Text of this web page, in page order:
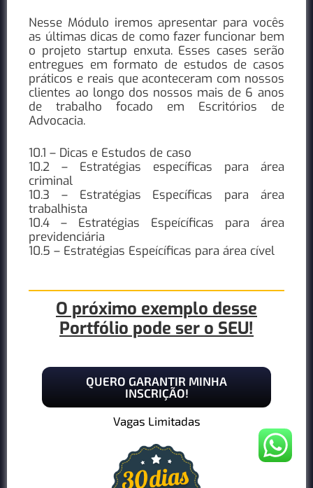
Nesse Módulo iremos apresentar para vocês
as últimas dicas de como fazer funcionar bem
o projeto startup enxuta. Esses cases serão
entregues em formato de estudos de casos
práticos e reais que aconteceram com nossos
clientes ao longo dos nossos mais de 6 anos
de trabalho focado em Escritórios de
Advocacia.
10.1 – Dicas e Estudos de caso
10.2 – Estratégias específicas para área
criminal
10.3 – Estratégias Específicas para área
trabalhista
10.4 – Estratégias Espeícíficas para área
previdenciária
10.5 – Estratégias Espeícíficas para área cível
O próximo exemplo desse
Portfólio pode ser o SEU!
QUERO GARANTIR MINHA
INSCRIÇÃO!
Vagas Limitadas